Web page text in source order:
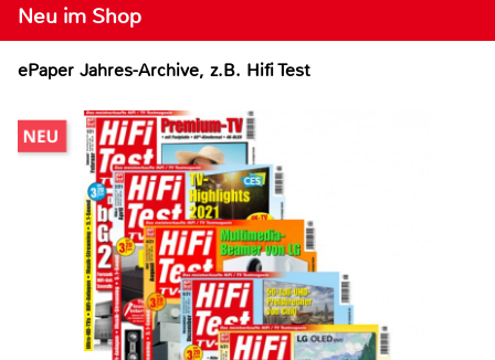
Neu im Shop
ePaper Jahres-Archive, z.B. Hifi Test